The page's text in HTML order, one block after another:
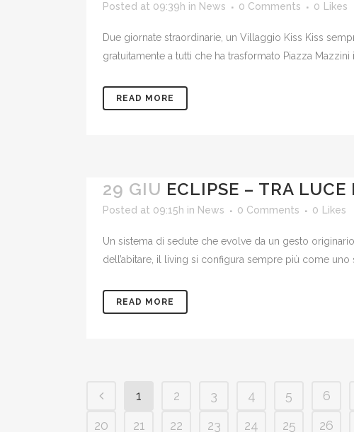
Posted at 09:39h in News 0 Comments 0 Likes
Due giornate straordinarie, un Villaggio Kiss Kiss
gratuitamente a tutti che ha trasformato Piazza
READ MORE
29 GIU ECLIPSE – TRA LUCE
Posted at 09:15h in News 0 Comments 0 Likes
Un sistema di sedute che evolve da un gesto
dell’abitare, il living si configura sempre più come
READ MORE
1 2 3 4 5 6
20
21 22 23 24 25 26